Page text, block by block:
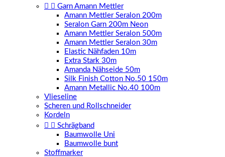
  Garn Amann Mettler
Amann Mettler Seralon 200m
Seralon Garn 200m Neon
Amann Mettler Seralon 500m
Amann Mettler Seralon 30m
Elastic Nähfaden 10m
Extra Stark 30m
Amanda Nähseide 50m
Silk Finish Cotton No.50 150m
Amann Metallic No.40 100m
Vlieseline
Scheren und Rollschneider
Kordeln
  Schrägband
Baumwolle Uni
Baumwolle bunt
Stoffmarker